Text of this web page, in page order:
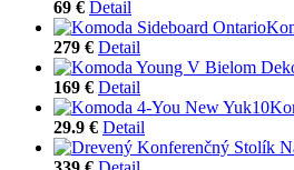
69 € Detail
279 € Detail
169 € Detail
29.9 € Detail